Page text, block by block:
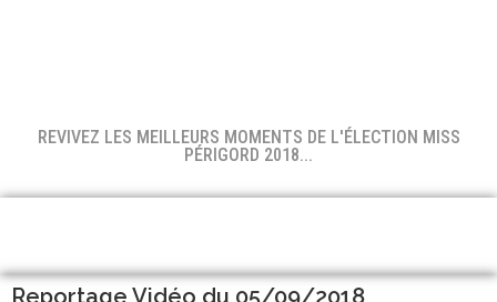
REVIVEZ LES MEILLEURS MOMENTS DE L'ÉLECTION MISS
PÉRIGORD 2018...
Reportage Vidéo du 05/09/2018